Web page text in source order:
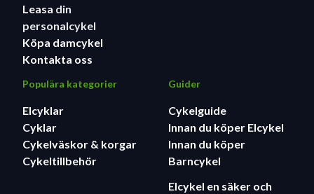
Leasa din
personalcykel
Köpa damcykel
Kontakta oss
Populära kategorier
Elcyklar
Cyklar
Cykelväskor & korgar
Cykeltillbehör
Guider
Cykelguide
Innan du köper Elcykel
Innan du köper
Barncykel
Elcykel en säker och